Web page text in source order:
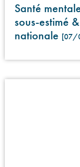
Santé
sous-estimé
nationale [07/